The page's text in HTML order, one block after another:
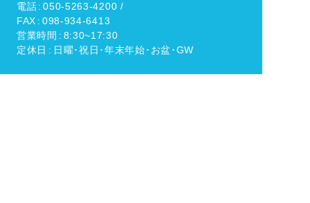
電話 050-5263-4200 /
FAX
098-934-6413
営業時間
8:30~17:30
定休日
日曜･祝日･年末年始･お盆･GW